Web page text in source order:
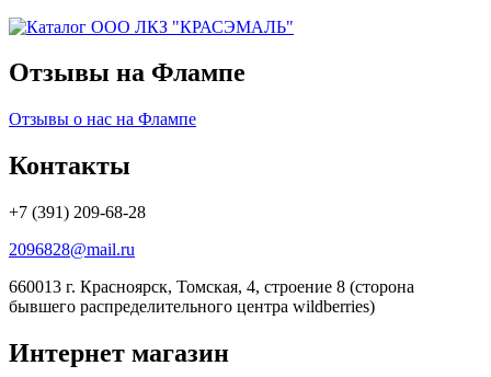
Отзывы на Флампе
Отзывы о нас на Флампе
Контакты
+7 (391) 209-68-28
2096828@mail.ru
660013 г. Красноярск, Томская, 4, строение 8 (сторона
бывшего распределительного центра wildberries)
Интернет магазин